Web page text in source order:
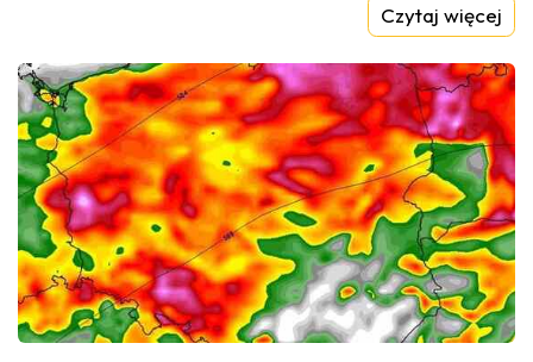
Czytaj więcej